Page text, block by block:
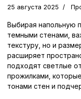
25 августа 2025
Выбирая напольную
темными стенами,
текстуру, но и
расширяет
подходят светлые
прожилками,
тонами стен и